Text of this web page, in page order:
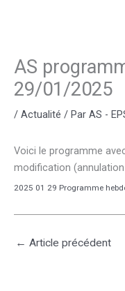
AS
29/01/2025
/ Actualité / Par AS -
Voici le programme
modification
2025 01 29 Programme
← Article précédent